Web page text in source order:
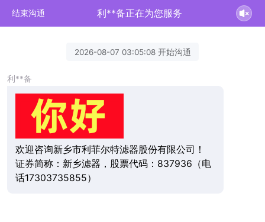
结束沟通 利**备正在为您服务
2026-08-07 03:05:08 开始沟通
利**备
欢迎咨询新乡市利菲尔特滤器股份有限公司！
证券简称：新乡滤器，股票代码：837936（电
话17303735855）